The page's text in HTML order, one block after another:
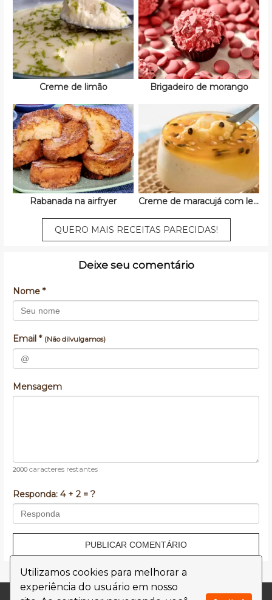
Utilizamos cookies para melhorar a
experiência do usuário em nosso
Creme de limão Brigadeiro de morango
Rabanada na airfryer Creme de maracujá com leite condensado
QUERO MAIS RECEITAS PARECIDAS!
Deixe seu comentário
Nome *
Email * (Não dilvulgamos)
Mensagem
2000caracteres restantes
Responda: 4 + 2 = ?
PUBLICAR COMENTÁRIO